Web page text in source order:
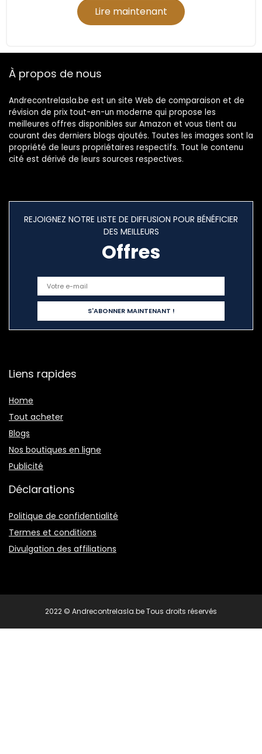
Lire maintenant
À propos de nous
Andrecontrelasla.be est un site Web de comparaison et de
révision de prix tout-en-un moderne qui propose les
meilleures offres disponibles sur Amazon et vous tient au
courant des derniers blogs ajoutés. Toutes les images sont la
propriété de leurs propriétaires respectifs. Tout le contenu
cité est dérivé de leurs sources respectives.
REJOIGNEZ NOTRE LISTE DE DIFFUSION POUR BÉNÉFICIER
DES MEILLEURS
Offres
Liens rapides
Home
Tout acheter
Blogs
Nos boutiques en ligne
Publicité
Déclarations
Politique de confidentialité
Termes et conditions
Divulgation des affiliations
2022 © Andrecontrelasla.be Tous droits réservés